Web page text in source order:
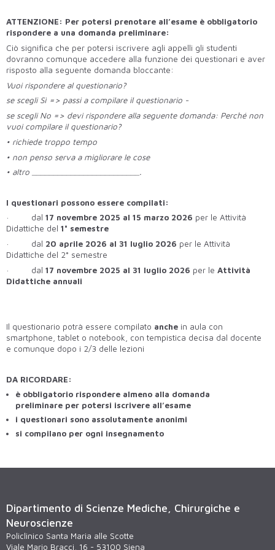
ATTENZIONE: Per potersi prenotare all’esame è obbligatorio
rispondere a una domanda preliminare:
Ciò significa che per potersi iscrivere agli appelli gli studenti
dovranno comunque accedere alla funzione dei questionari e aver
risposto alla seguente domanda bloccante:
Vuoi rispondere al questionario?
se scegli Sì => passi a compilare il questionario -
se scegli No => devi rispondere alla seguente domanda: Perché non
vuoi compilare il questionario?
• richiede troppo tempo
• non penso serva a migliorare le cose
• altro _________________________ .
I questionari possono essere compilati:
· dal 17 novembre 2025 al 15 marzo 2026 per le Attività
Didattiche del 1° semestre
· dal 20 aprile 2026 al 31 luglio 2026 per le Attività
Didattiche del 2° semestre
· dal 17 novembre 2025 al 31 luglio 2026 per le Attività
Didattiche annuali
Il questionario potrà essere compilato anche in aula con
smartphone, tablet o notebook, con tempistica decisa dal docente
e comunque dopo i 2/3 delle lezioni
DA RICORDARE:
è obbligatorio rispondere almeno alla domanda
preliminare per potersi iscrivere all’esame
i questionari sono assolutamente anonimi
si compilano per ogni insegnamento
Dipartimento di Scienze Mediche, Chirurgiche e
Neuroscienze
Policlinico Santa Maria alle Scotte
Viale Mario Bracci, 16 - 53100 Siena